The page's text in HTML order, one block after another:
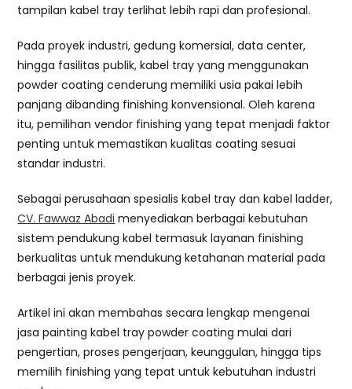
tampilan kabel tray terlihat lebih rapi dan profesional.
Pada proyek industri, gedung komersial, data center,
hingga fasilitas publik, kabel tray yang menggunakan
powder coating cenderung memiliki usia pakai lebih
panjang dibanding finishing konvensional. Oleh karena
itu, pemilihan vendor finishing yang tepat menjadi faktor
penting untuk memastikan kualitas coating sesuai
standar industri.
Sebagai perusahaan spesialis kabel tray dan kabel ladder,
CV. Fawwaz Abadi menyediakan berbagai kebutuhan
sistem pendukung kabel termasuk layanan finishing
berkualitas untuk mendukung ketahanan material pada
berbagai jenis proyek.
Artikel ini akan membahas secara lengkap mengenai
jasa painting kabel tray powder coating mulai dari
pengertian, proses pengerjaan, keunggulan, hingga tips
memilih finishing yang tepat untuk kebutuhan industri